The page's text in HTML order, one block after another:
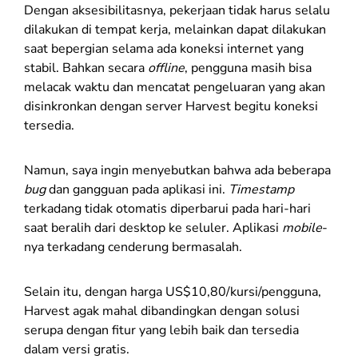
Dengan aksesibilitasnya, pekerjaan tidak harus selalu
dilakukan di tempat kerja, melainkan dapat dilakukan
saat bepergian selama ada koneksi internet yang
stabil. Bahkan secara offline, pengguna masih bisa
melacak waktu dan mencatat pengeluaran yang akan
disinkronkan dengan server Harvest begitu koneksi
tersedia.
Namun, saya ingin menyebutkan bahwa ada beberapa
bugdan gangguan pada aplikasi ini. Timestamp
terkadang tidak otomatis diperbarui pada hari-hari
saat beralih dari desktop ke seluler. Aplikasi mobile-
nyaterkadang cenderung bermasalah.
Selain itu, dengan harga US$10,80/kursi/pengguna,
Harvest agak mahal dibandingkan dengan solusi
serupa dengan fitur yang lebih baik dan tersedia
dalam versi gratis.